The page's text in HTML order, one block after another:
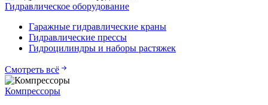
Гидравлическое оборудование
Гаражные гидравлические краны
Гидравлические прессы
Гидроцилиндры и наборы растяжек
Смотреть всё
Компрессоры